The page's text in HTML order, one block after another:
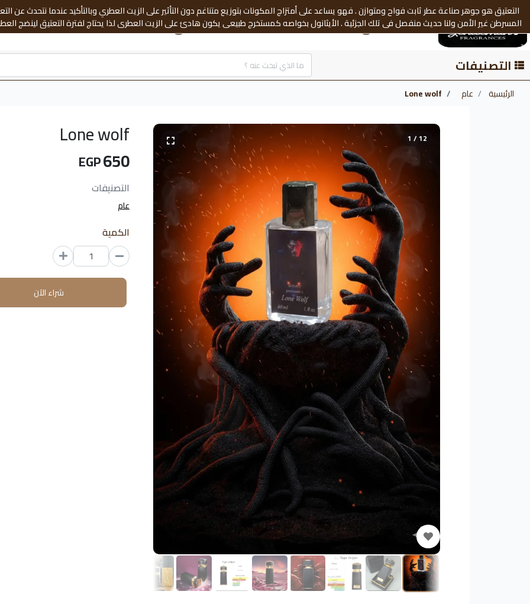
التعتيق هو جوهر صناعة عطر ثابت فواح ومتوازن . فهو يساعد على أمتزاج المكونات بتوزيع متناغم دون التأثير على الزيت العطري وبالتأكيد عندما نتحدث عن
المسرطن غير الأمن ولنا حديث منفصل فى تلك الجزئية . الأيثانول بخواصه كمستخرج طبيعى يكون هادئ على الزيت العطري لذا يحتاج لفترة التعتيق لينضج
وغيرها من المكونات المعدة خصيصآ لصناعة العطور ومستحضرات التجميل. كما حرصنا على تقديم باقة منوعة من العطور لتناسب جميع الاذواق . باقة غير
كل ماهو مكرر ومتداول لنميزك بعطر راقى فريد يليق بك فأنت تستحق الأفضل
Elegant Gentleman's Fragrances
التصنيفات
الرئيسية عام Lone wolf
1 / 12
Lone wolf
650
EGP
التصنيفات
عام
الكمية
شراء الآن